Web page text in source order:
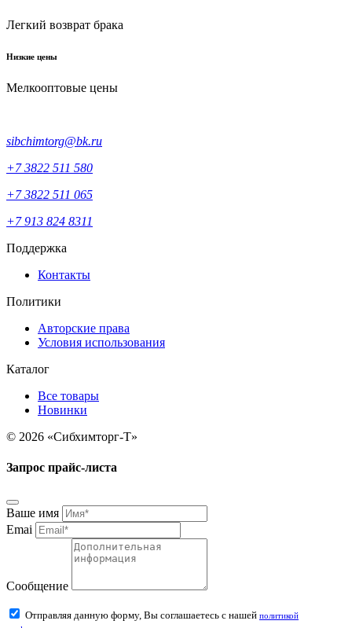
Легкий возврат брака
Низкие цены
Мелкооптовые цены
sibchimtorg@bk.ru
+7 3822 511 580
+7 3822 511 065
+7 913 824 8311
Поддержка
Контакты
Политики
Авторские права
Условия использования
Каталог
Все товары
Новинки
© 2026 «Сибхимторг-Т»
Запрос прайс-листа
Ваше имя
Emai
Сообщение
Отправляя данную форму, Вы соглашаетесь с нашей политикой